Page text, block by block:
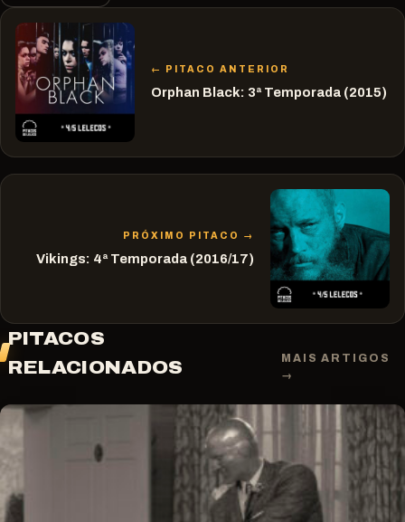
← PITACO ANTERIOR
Orphan Black: 3ª Temporada (2015)
PRÓXIMO PITACO →
Vikings: 4ª Temporada (2016/17)
PITACOS
RELACIONADOS
MAIS ARTIGOS
→